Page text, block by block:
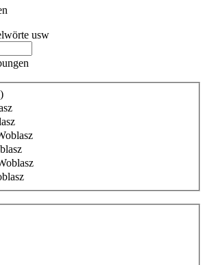
usw